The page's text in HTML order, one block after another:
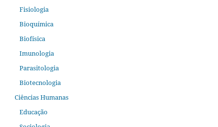
Fisiologia
Bioquímica
Biofísica
Imunologia
Parasitologia
Biotecnologia
Ciências Humanas
Educação